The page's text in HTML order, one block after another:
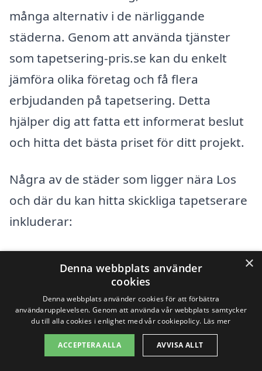
många alternativ i de närliggande
städerna. Genom att använda tjänster
som tapetsering-pris.se kan du enkelt
jämföra olika företag och få flera
erbjudanden på tapetsering. Detta
hjälper dig att fatta ett informerat beslut
och hitta det bästa priset för ditt projekt.
Några av de städer som ligger nära Los
och där du kan hitta skickliga tapetserare
inkluderar:
Wesslans
Järvsö
×
Denna webbplats använder
cookies
Denna webbplats använder cookies för att förbättra
användarupplevelsen. Genom att använda vår webbplats samtycker
du till alla cookies i enlighet med vår cookiepolicy. Läs mer
ACCEPTERA ALLA AVVISA ALLT